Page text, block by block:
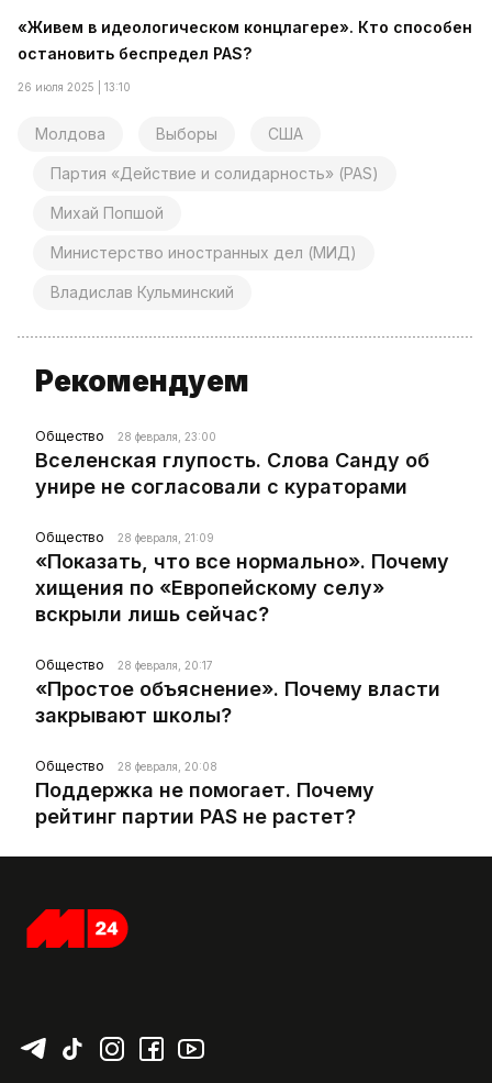
«Живем в идеологическом концлагере». Кто способен
остановить беспредел PAS?
26 июля 2025 | 13:10
Молдова Выборы США
Партия «Действие и солидарность» (PAS)
Михай Попшой
Министерство иностранных дел (МИД)
Владислав Кульминский
Рекомендуем
Общество 28 февраля, 23:00
Вселенская глупость. Слова Санду об
унире не согласовали с кураторами
Общество 28 февраля, 21:09
«Показать, что все нормально». Почему
хищения по «Европейскому селу»
вскрыли лишь сейчас?
Общество 28 февраля, 20:17
«Простое объяснение». Почему власти
закрывают школы?
Общество 28 февраля, 20:08
Поддержка не помогает. Почему
рейтинг партии PAS не растет?